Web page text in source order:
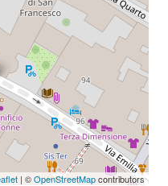
| ©OpenStreetMapcontributors